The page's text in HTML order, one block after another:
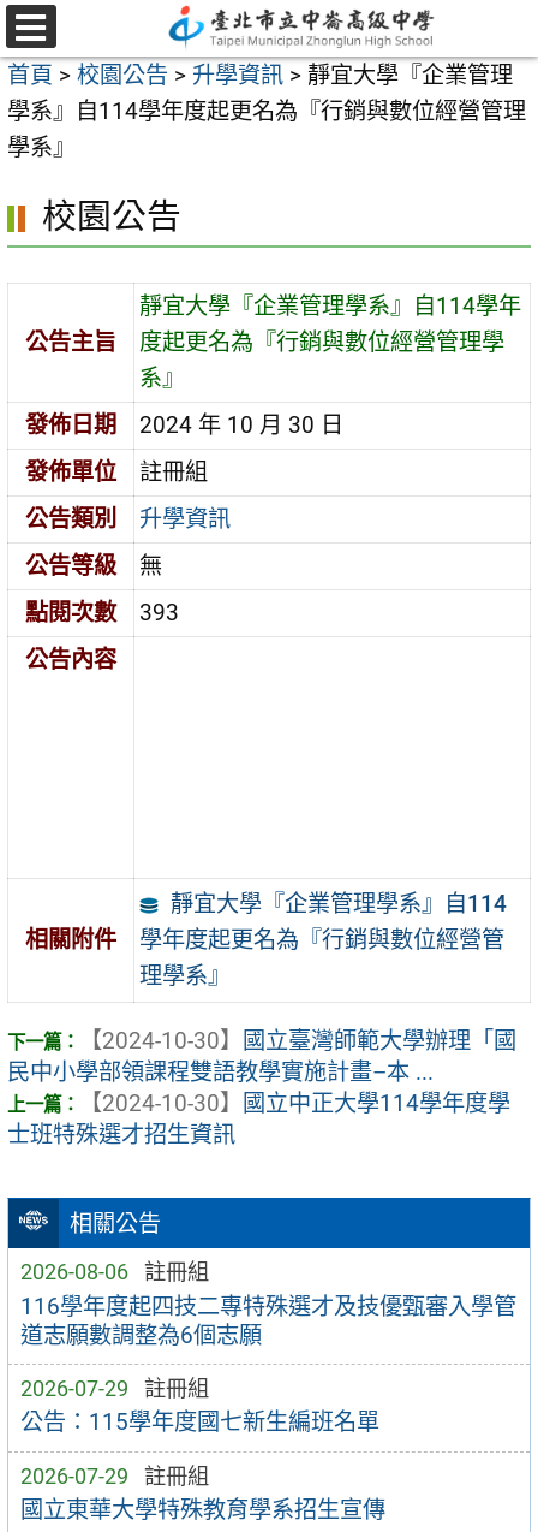
跳
至
主
要
內
區
選
單
首頁 > 校園公告 > 升學資訊 > 靜宜大學『企業管理
學系』自114學年度起更名為『行銷與數位經營管理
學系』
相關公告
2026-08-06 註冊組
116學年度起四技二專特殊選才及技優甄審入學管
道志願數調整為6個志願
2026-07-29 註冊組
公告：115學年度國七新生編班名單
2026-07-29 註冊組
國立東華大學特殊教育學系招生宣傳
校園公告
公告主旨
靜宜大學『企業管理學系』自114學年
度起更名為『行銷與數位經營管理學
系』
發佈日期
2024 年 10 月 30 日
發佈單位
註冊組
公告類別
升學資訊
公告等級
無
點閱次數
393
公告內容
相關附件
靜宜大學『企業管理學系』自114
學年度起更名為『行銷與數位經營管
理學系』
【2024-10-30】
國立臺灣師範大學辦理「國
民中小學部領課程雙語教學實施計畫–本 ...
【2024-10-30】
國立中正大學114學年度學
士班特殊選才招生資訊